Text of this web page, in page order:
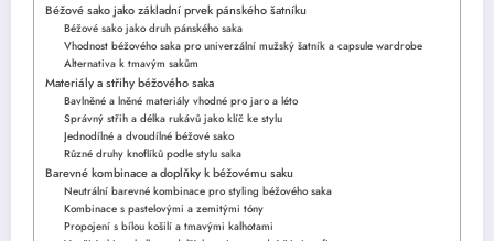
Béžové sako jako základní prvek pánského šatníku
Béžové sako jako druh pánského saka
Vhodnost béžového saka pro univerzální mužský šatník a capsule wardrobe
Alternativa k tmavým sakům
Materiály a střihy béžového saka
Bavlněné a lněné materiály vhodné pro jaro a léto
Správný střih a délka rukávů jako klíč ke stylu
Jednodílné a dvoudílné béžové sako
Různé druhy knoflíků podle stylu saka
Barevné kombinace a doplňky k béžovému saku
Neutrální barevné kombinace pro styling béžového saka
Kombinace s pastelovými a zemitými tóny
Propojení s bílou košilí a tmavými kalhotami